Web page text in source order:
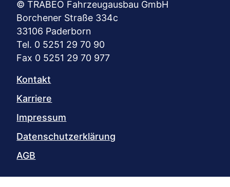
© TRABEO Fahrzeugausbau GmbH
Borchener Straße 334c
33106 Paderborn
Tel. 0 5251 29 70 90
Fax 0 5251 29 70 977
Kontakt
Karriere
Impressum
Datenschutzerklärung
AGB